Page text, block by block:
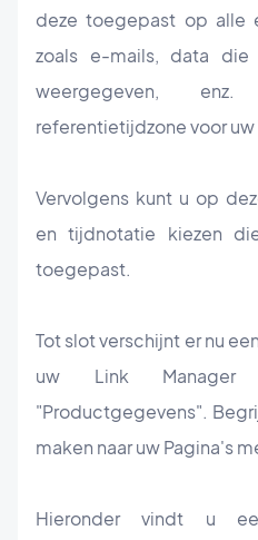
deze toegepast op alle
zoals e-mails, data
weergegeven,
referentietijdzone voor uw
Vervolgens kunt u op
en tijdnotatie kiezen
toegepast.
Tot slot verschijnt er nu
uw Link
"Productgegevens".
maken naar uw Pagina's
Hieronder vindt u